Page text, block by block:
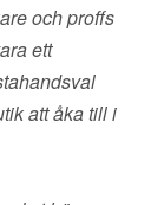
och proffs
ett
att åka till i